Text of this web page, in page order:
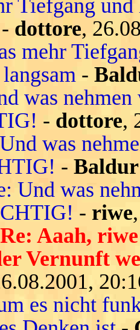
Tiefgang
- dottore,
mehr
-
was
- dottore,
was
-
Und was
- riwe
Re: Aaah,
Vernunft
es nicht